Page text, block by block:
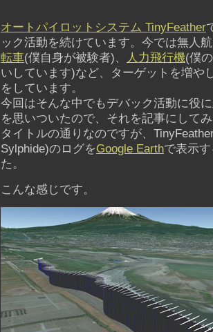
オートパイロットシステム TinyFeather
ック活動を続けています。今では無人
転車(僕自身が被験者)、 人力飛行機(僕
いしています)など、ターゲットを増や
をしています。
今回はそんな中でもデバック活動に役
を思いついたので、それを記事にして
タイトルの通りなのですが、
Sylphide)のログをGoogle Earthで表示
た。
こんな感じです。